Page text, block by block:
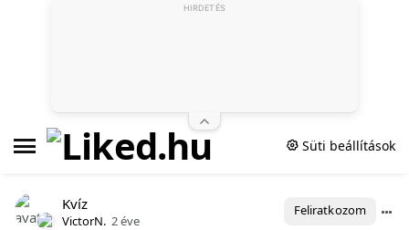
Süti beállítások
Kvíz
VictorN. 2 éve
Feliratkozom
HIRDETÉS